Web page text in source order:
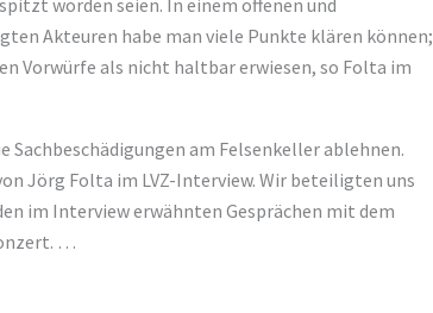
Akteuren habe man viele Punkte klären können;
Vorwürfe als nicht haltbar erwiesen, so Folta im
Sachbeschädigungen am Felsenkeller ablehnen.
Jörg Folta im LVZ-Interview. Wir beteiligten uns
im Interview erwähnten Gesprächen mit dem
…